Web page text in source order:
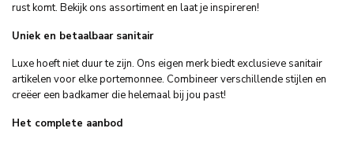
rust komt. Bekijk ons assortiment en laat je inspireren!
Uniek en betaalbaar sanitair
Luxe hoeft niet duur te zijn. Ons eigen merk biedt exclusieve sanitair
artikelen voor elke portemonnee. Combineer verschillende stijlen en
creëer een badkamer die helemaal bij jou past!
Het complete aanbod